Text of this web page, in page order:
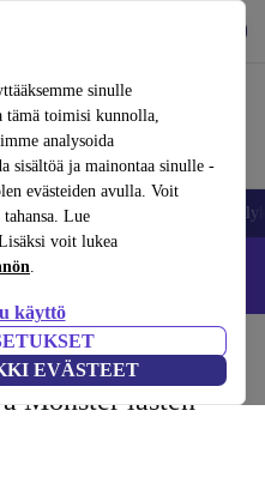
sinulle
tämä toimisi kunnolla,
analysoida
sisältöä ja mainontaa sinulle -
evästeiden avulla. Voit
Lue
voit lukea
.
käyttö
EVÄSTEET
tietokoneet
Koodi: IPHONEDEAL –
Monster lasten